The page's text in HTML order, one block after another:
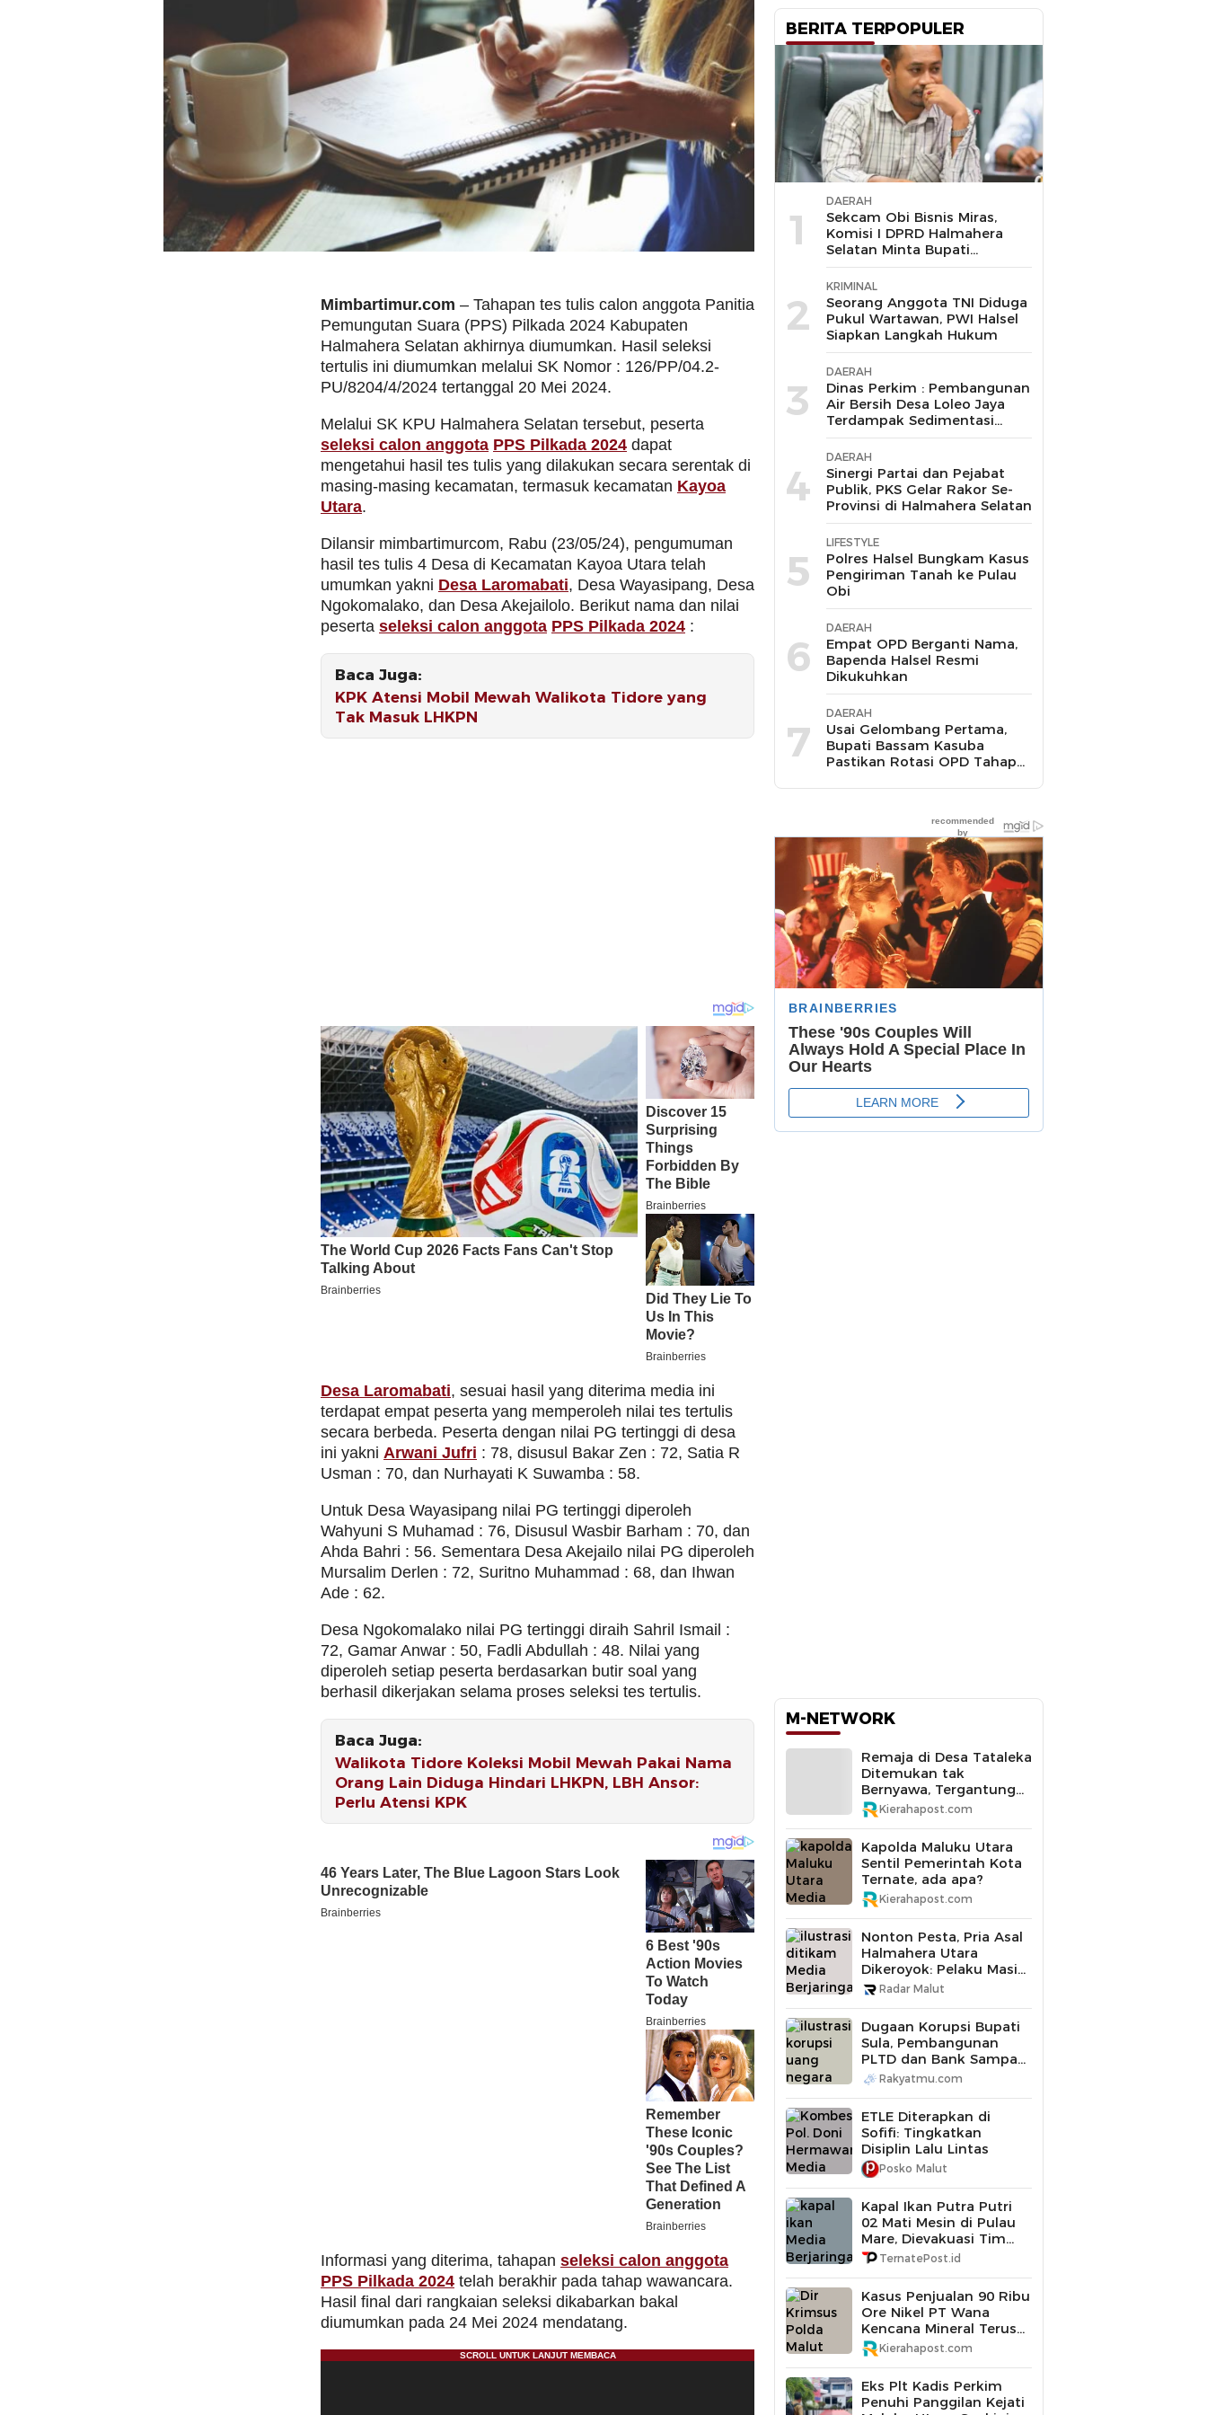
Mimbartimur.com – Tahapan tes tulis calon anggota Panitia
Pemungutan Suara (PPS) Pilkada 2024 Kabupaten
Halmahera Selatan akhirnya diumumkan. Hasil seleksi
tertulis ini diumumkan melalui SK Nomor : 126/PP/04.2-
PU/8204/4/2024 tertanggal 20 Mei 2024.
Melalui SK KPU Halmahera Selatan tersebut, peserta
seleksi calon anggota PPS Pilkada 2024 dapat
mengetahui hasil tes tulis yang dilakukan secara serentak di
masing-masing kecamatan, termasuk kecamatan Kayoa
Utara.
Dilansir mimbartimurcom, Rabu (23/05/24), pengumuman
hasil tes tulis 4 Desa di Kecamatan Kayoa Utara telah
umumkan yakni Desa Laromabati, Desa Wayasipang, Desa
Ngokomalako, dan Desa Akejailolo. Berikut nama dan nilai
peserta seleksi calon anggota PPS Pilkada 2024 :
Baca Juga:
KPK Atensi Mobil Mewah Walikota Tidore yang
Tak Masuk LHKPN
Desa Laromabati, sesuai hasil yang diterima media ini
terdapat empat peserta yang memperoleh nilai tes tertulis
secara berbeda. Peserta dengan nilai PG tertinggi di desa
ini yakni Arwani Jufri : 78, disusul Bakar Zen : 72, Satia R
Usman : 70, dan Nurhayati K Suwamba : 58.
Untuk Desa Wayasipang nilai PG tertinggi diperoleh
Wahyuni S Muhamad : 76, Disusul Wasbir Barham : 70, dan
Ahda Bahri : 56. Sementara Desa Akejailo nilai PG diperoleh
Mursalim Derlen : 72, Suritno Muhammad : 68, dan Ihwan
Ade : 62.
Desa Ngokomalako nilai PG tertinggi diraih Sahril Ismail :
72, Gamar Anwar : 50, Fadli Abdullah : 48. Nilai yang
diperoleh setiap peserta berdasarkan butir soal yang
berhasil dikerjakan selama proses seleksi tes tertulis.
Baca Juga:
Walikota Tidore Koleksi Mobil Mewah Pakai Nama
Orang Lain Diduga Hindari LHKPN, LBH Ansor:
Perlu Atensi KPK
Informasi yang diterima, tahapan seleksi calon anggota
PPS Pilkada 2024 telah berakhir pada tahap wawancara.
Hasil final dari rangkaian seleksi dikabarkan bakal
diumumkan pada 24 Mei 2024 mendatang.
BERITA TERPOPULER
1
DAERAH
Sekcam Obi Bisnis Miras,
Komisi I DPRD Halmahera
Selatan Minta Bupati
Bertindak Tegas
2
KRIMINAL
Seorang Anggota TNI Diduga
Pukul Wartawan, PWI Halsel
Siapkan Langkah Hukum
3
DAERAH
Dinas Perkim : Pembangunan
Air Bersih Desa Loleo Jaya
Terdampak Sedimentasi
Suda Diperbaiki
4
DAERAH
Sinergi Partai dan Pejabat
Publik, PKS Gelar Rakor Se-
Provinsi di Halmahera Selatan
5
LIFESTYLE
Polres Halsel Bungkam Kasus
Pengiriman Tanah ke Pulau
Obi
6
DAERAH
Empat OPD Berganti Nama,
Bapenda Halsel Resmi
Dikukuhkan
7
DAERAH
Usai Gelombang Pertama,
Bupati Bassam Kasuba
Pastikan Rotasi OPD Tahap
M-NETWORK
Remaja di Desa Tataleka
Ditemukan tak
Bernyawa, Tergantung
di Pohon Mangga
Kierahapost.com
Kapolda Maluku Utara
Sentil Pemerintah Kota
Ternate, ada apa?
Kierahapost.com
Nonton Pesta, Pria Asal
Halmahera Utara
Dikeroyok: Pelaku Masih
Buron
Radar Malut
Dugaan Korupsi Bupati
Sula, Pembangunan
PLTD dan Bank Sampah
Diperiksa
Rakyatmu.com
ETLE Diterapkan di
Sofifi: Tingkatkan
Disiplin Lalu Lintas
Posko Malut
Kapal Ikan Putra Putri
02 Mati Mesin di Pulau
Mare, Dievakuasi Tim
SAR Gabungan
TernatePost.id
Kasus Penjualan 90 Ribu
Ore Nikel PT Wana
Kencana Mineral Terus
Didalami Polda Maluku
Utara
Kierahapost.com
Eks Plt Kadis Perkim
Penuhi Panggilan Kejati